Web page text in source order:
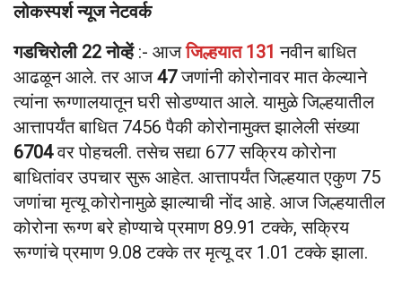
लोकस्पर्श न्यूज नेटवर्क
गडचिरोली 22 नोव्हें:- आजजिल्हयात 131नवीन बाधित
आढळून आले. तर आज47जणांनी कोरोनावर मात केल्याने
त्यांना रूग्णालयातून घरी सोडण्यात आले. यामुळे जिल्हयातील
आत्तापर्यंत बाधित 7456 पैकी कोरोनामुक्त झालेली संख्या
6704वर पोहचली. तसेच सद्या 677 सक्रिय कोरोना
बाधितांवर उपचार सुरू आहेत. आत्तापर्यंत जिल्हयात एकुण 75
जणांचा मृत्यू कोरोनामुळे झाल्याची नोंद आहे. आज जिल्हयातील
कोरोना रूग्ण बरे होण्याचे प्रमाण 89.91 टक्के, सक्रिय
रूग्णांचे प्रमाण 9.08 टक्के तर मृत्यू दर 1.01 टक्के झाला.